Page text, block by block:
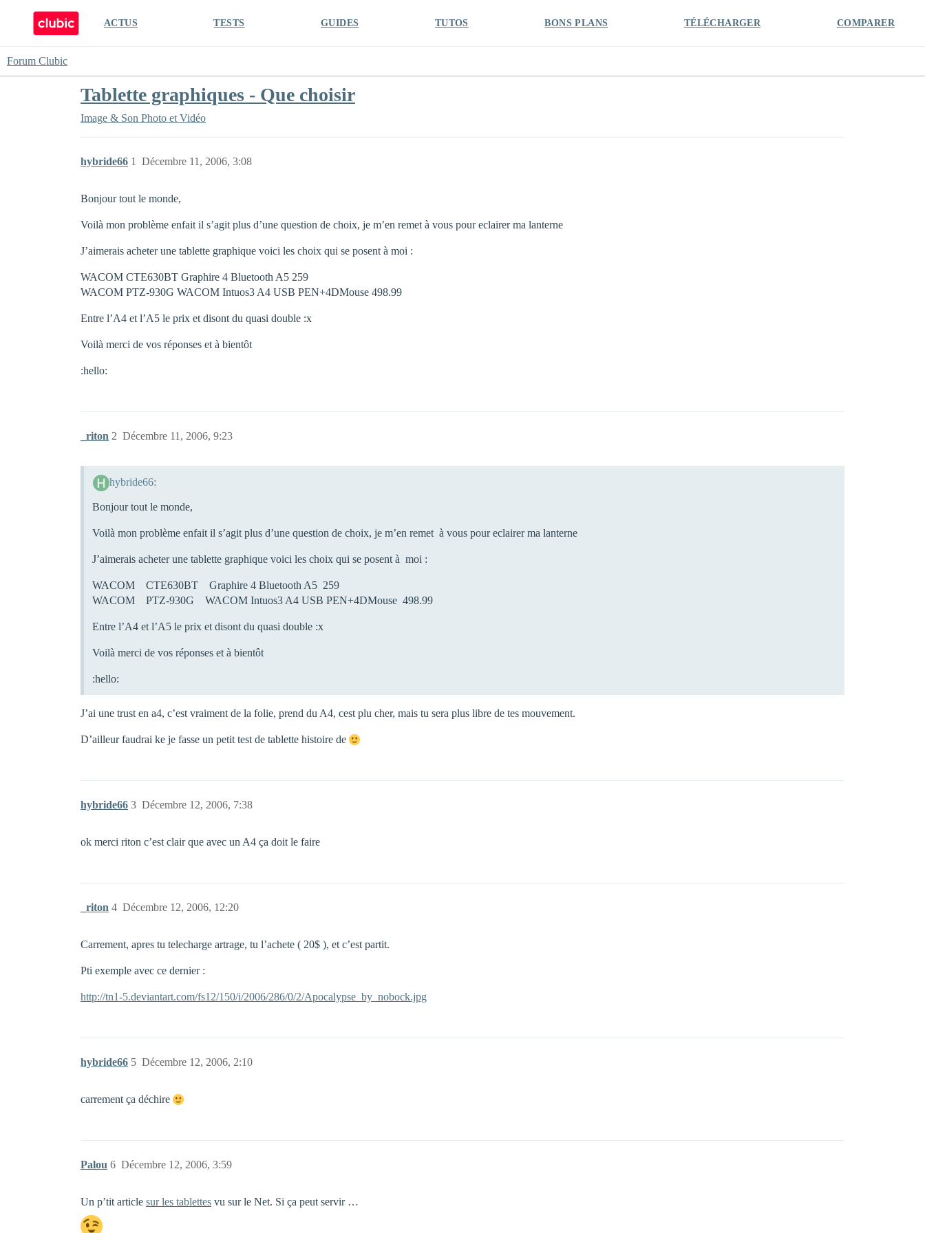
ACTUS TESTS GUIDES TUTOS BONS PLANS TÉLÉCHARGER COMPARER
Forum Clubic
Tablette graphiques - Que choisir
Image & Son Photo et Vidéo
hybride66 Décembre 11, 2006, 3:08
1
Bonjour tout le monde,
Voilà mon problème enfait il s’agit plus d’une question de choix, je m’en remet à vous pour eclairer ma lanterne
J’aimerais acheter une tablette graphique voici les choix qui se posent à moi :
WACOM CTE630BT Graphire 4 Bluetooth A5 259
WACOM PTZ-930G WACOM Intuos3 A4 USB PEN+4DMouse 498.99
Entre l’A4 et l’A5 le prix et disont du quasi double :x
Voilà merci de vos réponses et à bientôt
:hello:
_riton Décembre 11, 2006, 9:23
2
hybride66:
Bonjour tout le monde,
Voilà mon problème enfait il s’agit plus d’une question de choix, je m’en remet à vous pour eclairer ma lanterne
J’aimerais acheter une tablette graphique voici les choix qui se posent à moi :
WACOM CTE630BT Graphire 4 Bluetooth A5 259
WACOM PTZ-930G WACOM Intuos3 A4 USB PEN+4DMouse 498.99
Entre l’A4 et l’A5 le prix et disont du quasi double :x
Voilà merci de vos réponses et à bientôt
:hello:
J’ai une trust en a4, c’est vraiment de la folie, prend du A4, cest plu cher, mais tu sera plus libre de tes mouvement.
D’ailleur faudrai ke je fasse un petit test de tablette histoire de
hybride66 Décembre 12, 2006, 7:38
3
ok merci riton c’est clair que avec un A4 ça doit le faire
_riton Décembre 12, 2006, 12:20
4
Carrement, apres tu telecharge artrage, tu l’achete ( 20$ ), et c’est partit.
Pti exemple avec ce dernier :
http://tn1-5.deviantart.com/fs12/150/i/2006/286/0/2/Apocalypse_by_nobock.jpg
hybride66 Décembre 12, 2006, 2:10
5
carrement ça déchire
Palou Décembre 12, 2006, 3:59
6
Un p’tit article sur les tablettes vu sur le Net. Si ça peut servir …